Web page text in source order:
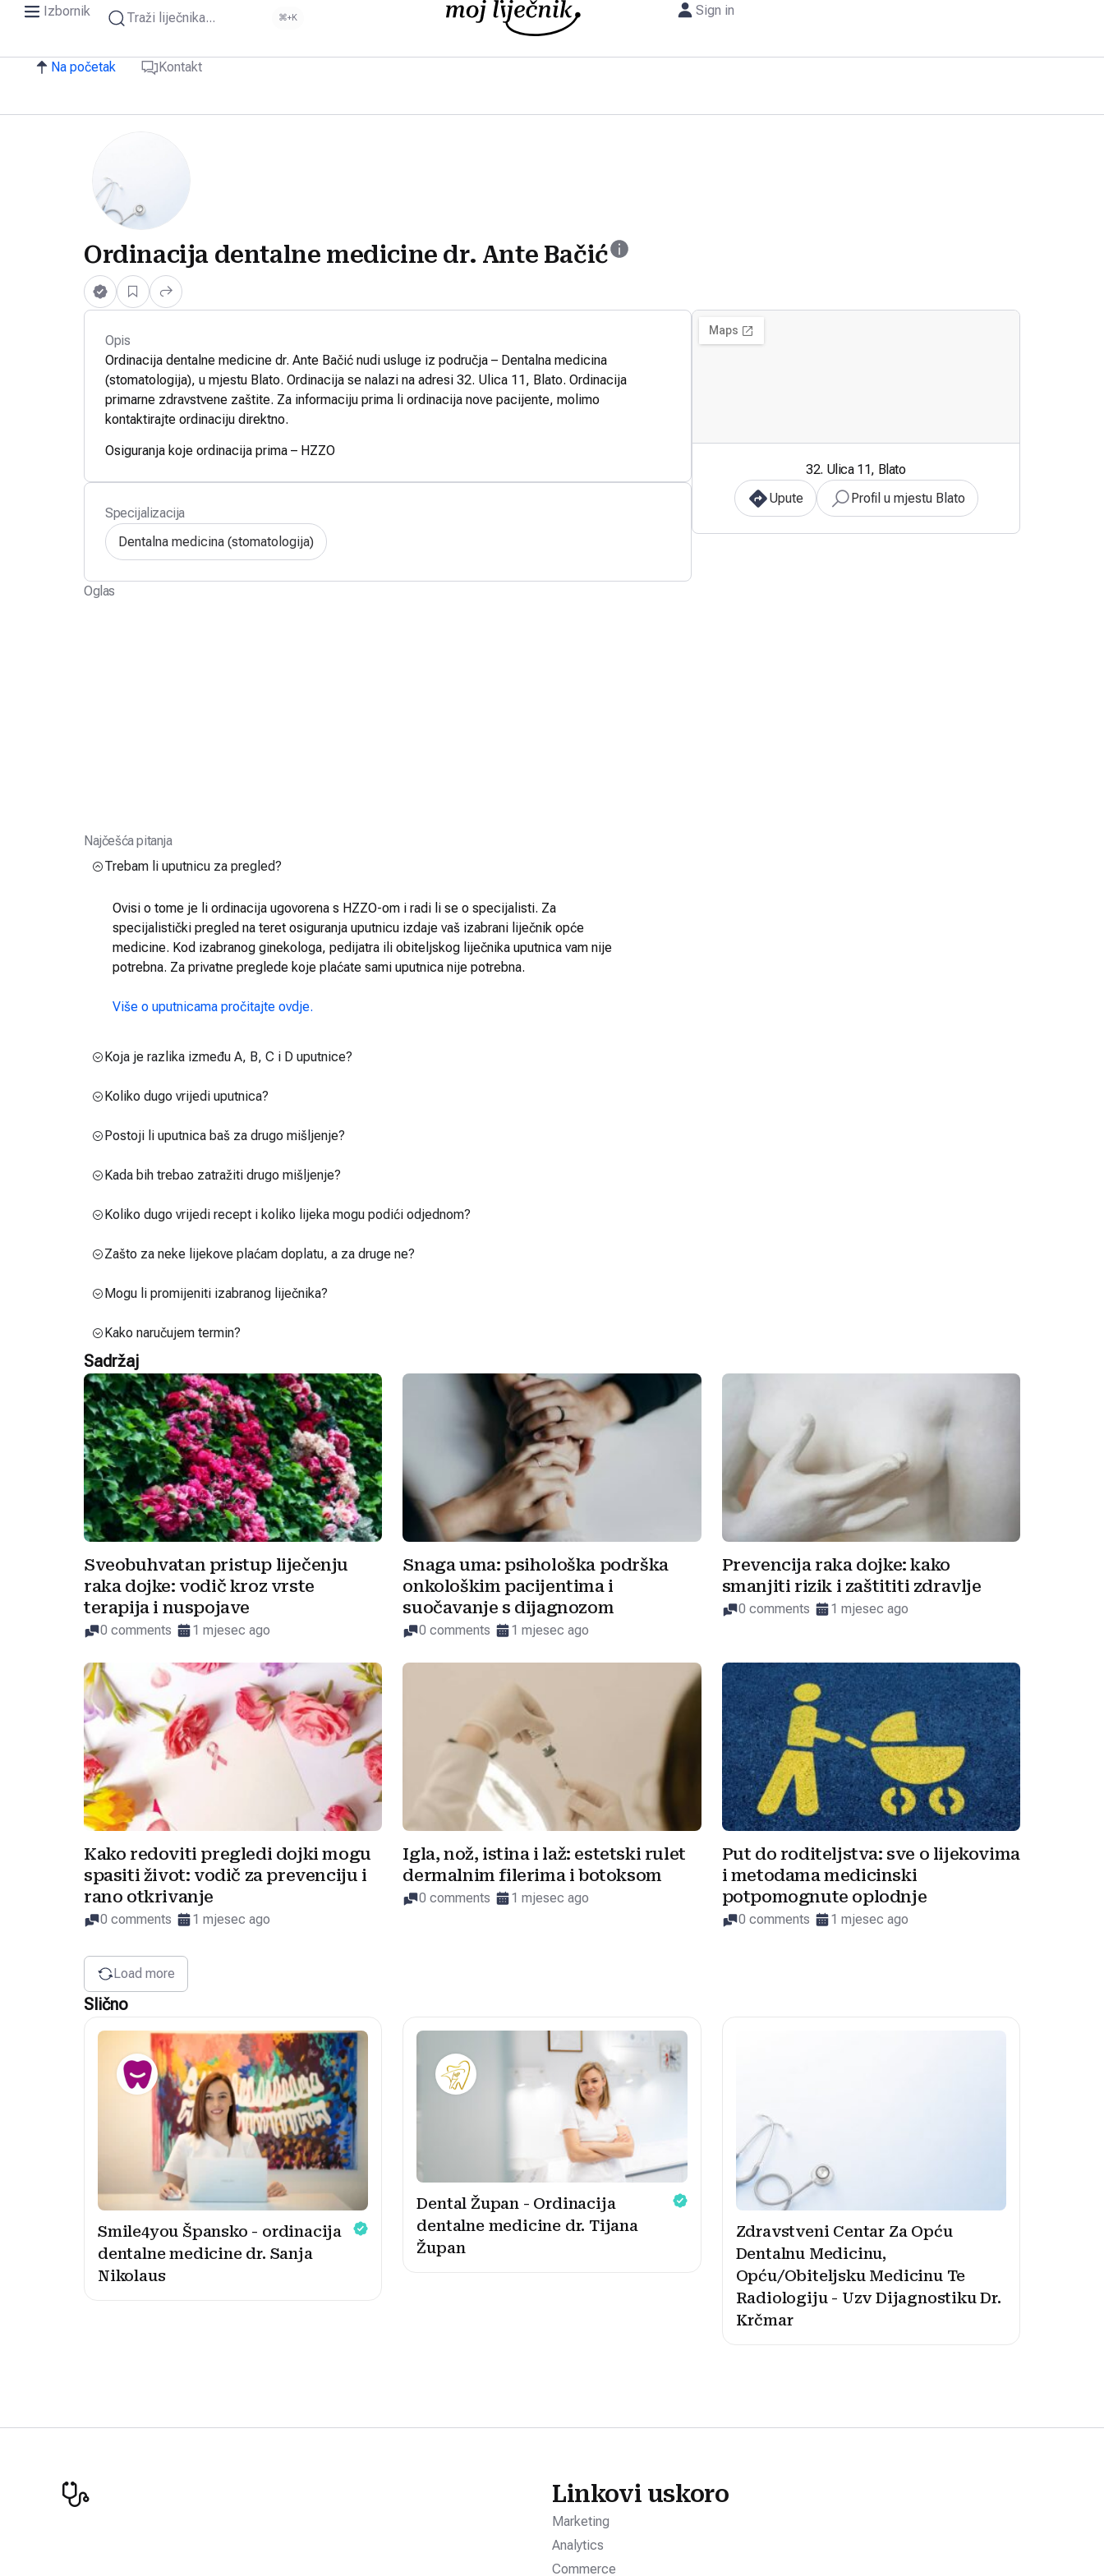
Izbornik Traži liječnika... ⌘+K Sign in
Na početak Kontakt
Ordinacija dentalne medicine dr. Ante Bačić
Opis
Ordinacija dentalne medicine dr. Ante Bačić nudi usluge iz područja – Dentalna medicina
(stomatologija), u mjestu Blato. Ordinacija se nalazi na adresi 32. Ulica 11, Blato. Ordinacija
primarne zdravstvene zaštite. Za informaciju prima li ordinacija nove pacijente, molimo
kontaktirajte ordinaciju direktno.
Osiguranja koje ordinacija prima – HZZO
Specijalizacija
Dentalna medicina (stomatologija)
Oglas
32. Ulica 11, Blato
Upute
Profil u mjestu Blato
Najčešća pitanja
Trebam li uputnicu za pregled?
Ovisi o tome je li ordinacija ugovorena s HZZO-om i radi li se o specijalisti. Za
specijalistički pregled na teret osiguranja uputnicu izdaje vaš izabrani liječnik opće
medicine. Kod izabranog ginekologa, pedijatra ili obiteljskog liječnika uputnica vam nije
potrebna. Za privatne preglede koje plaćate sami uputnica nije potrebna.
Više o uputnicama pročitajte ovdje.
Koja je razlika između A, B, C i D uputnice?
Koliko dugo vrijedi uputnica?
Postoji li uputnica baš za drugo mišljenje?
Kada bih trebao zatražiti drugo mišljenje?
Koliko dugo vrijedi recept i koliko lijeka mogu podići odjednom?
Zašto za neke lijekove plaćam doplatu, a za druge ne?
Mogu li promijeniti izabranog liječnika?
Kako naručujem termin?
Sadržaj
Sveobuhvatan pristup liječenju
raka dojke: vodič kroz vrste
terapija i nuspojave
0 comments 1 mjesec ago
Snaga uma: psihološka podrška
onkološkim pacijentima i
suočavanje s dijagnozom
0 comments 1 mjesec ago
Prevencija raka dojke: kako
smanjiti rizik i zaštititi zdravlje
0 comments 1 mjesec ago
Kako redoviti pregledi dojki mogu
spasiti život: vodič za prevenciju i
rano otkrivanje
0 comments 1 mjesec ago
Igla, nož, istina i laž: estetski rulet
dermalnim filerima i botoksom
0 comments 1 mjesec ago
Put do roditeljstva: sve o lijekovima
i metodama medicinski
potpomognute oplodnje
0 comments 1 mjesec ago
Load more
Slično
Smile4you Špansko - ordinacija
dentalne medicine dr. Sanja
Nikolaus
Dental Župan - Ordinacija
dentalne medicine dr. Tijana
Župan
Zdravstveni Centar Za Opću
Dentalnu Medicinu,
Opću/Obiteljsku Medicinu Te
Radiologiju - Uzv Dijagnostiku Dr.
Krčmar
Linkovi uskoro
Marketing
Analytics
Commerce